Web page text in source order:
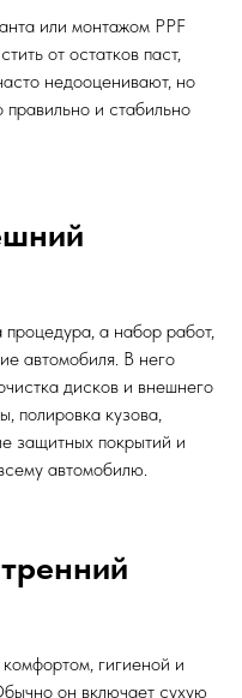
или монтажом PPF
от остатков паст,
недооценивают, но
правильно и стабильно
а набор работ,
автомобиля. В него
дисков и внешнего
полировка кузова,
защитных покрытий и
автомобилю.
гигиеной и
он включает сухую